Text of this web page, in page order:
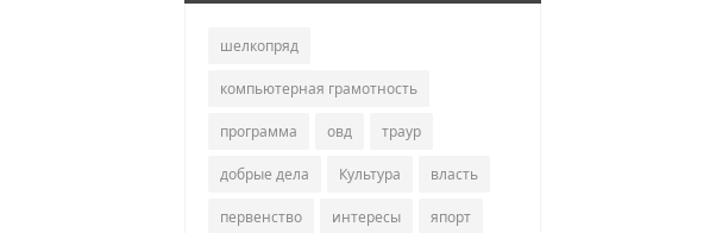
шелкопряд
компьютерная грамотность
программа овд траур
добрые дела Культура власть
первенство интересы япорт